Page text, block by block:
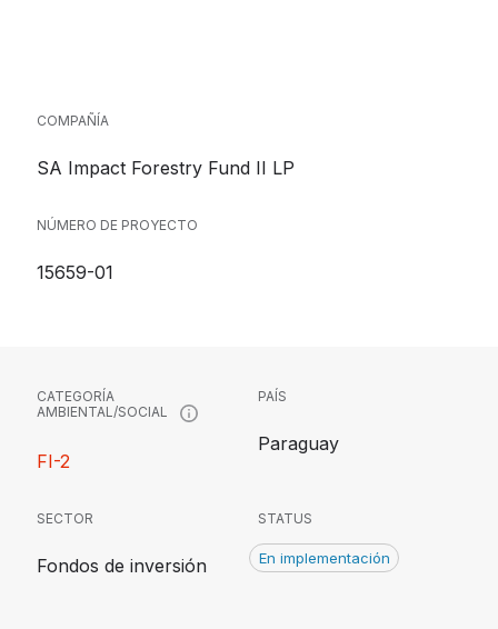
COMPAÑÍA
SA Impact Forestry Fund II LP
NÚMERO DE PROYECTO
15659-01
CATEGORÍA
AMBIENTAL/SOCIAL
FI-2
PAÍS
Paraguay
SECTOR
Fondos de inversión
STATUS
En implementación